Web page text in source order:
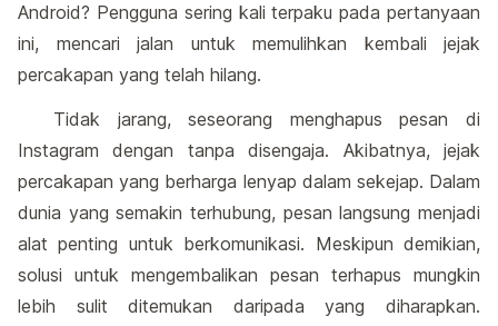
Android? Pengguna sering kali terpaku pada pertanyaan
ini, mencari jalan untuk memulihkan kembali jejak
percakapan yang telah hilang.
Tidak jarang, seseorang menghapus pesan di
Instagram dengan tanpa disengaja. Akibatnya, jejak
percakapan yang berharga lenyap dalam sekejap. Dalam
dunia yang semakin terhubung, pesan langsung menjadi
alat penting untuk berkomunikasi. Meskipun demikian,
solusi untuk mengembalikan pesan terhapus mungkin
lebih sulit ditemukan daripada yang diharapkan.